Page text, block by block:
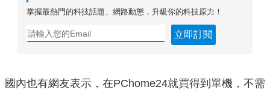
掌握最熱門的科技話題、網路動態，升級你的科技原力！
立即訂閱
國內也有網友表示，在PChome24就買得到單機，不需